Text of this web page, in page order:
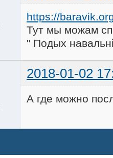
Людзі на балоце/03
Людзі на балоце/03
Людзі на балоце/03
Людзі на балоце/03
Людзі на балоце/03
https://
Тут мы можам
" Подых
2018-01-02
А где можно